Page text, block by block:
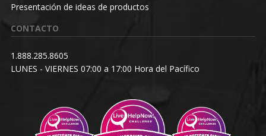
Presentación de ideas de productos
CONTACTO
1.888.285.8605
LUNES - VIERNES 07:00 a 17:00 Hora del Pacífico